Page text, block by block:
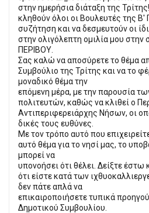
στην ημερήσια διάταξη της
κληθούν όλοι οι Βουλευτές της Β'
συζήτηση και να δεσμευτούν οι
στην ολιγόλεπτη ομιλία μου
ΠΕΡΙΒΟΥ.
Σας καλώ να αποσύρετε το θέμα
Συμβούλιο της Τρίτης και να το
μοναδικό θέμα την
επόμενη μέρα, με την παρουσία
πολιτευτών, καθώς να κλιθεί ο
Αντιπεριφερειάρχης Νήσων, οι
δικές τους ευθύνες.
Με τον τρόπο αυτό που
αυτό θέμα για το νησί μας, το
μπορεί να
υπονοήσει ότι θέλει. Δείξτε έστω
ότι είστε κατά των
δεν πάτε απλά να
επικαιροποιήσετε τυπικά
Δημοτικού Συμβουλίου.